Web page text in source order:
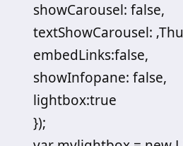
showCarousel: false,
textShowCarousel:
embedLinks:false,
showInfopane: false,
lightbox:true
});